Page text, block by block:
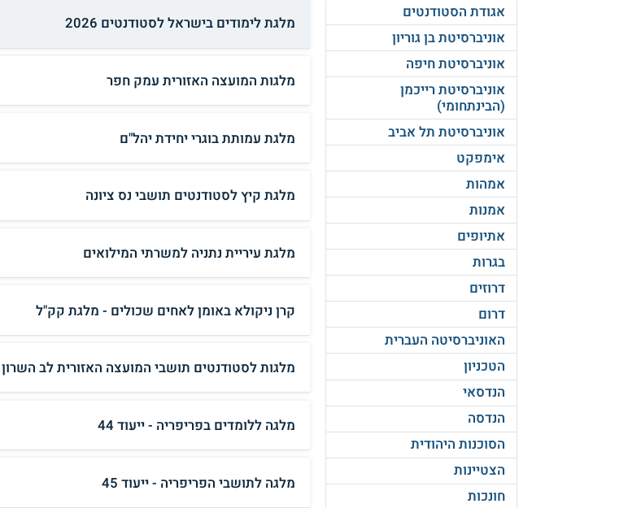
אגודת הסטודנטים
אוניברסיטת בן גוריון
אוניברסיטת חיפה
אוניברסיטת רייכמן
(הבינתחומי)
אוניברסיטת תל אביב
אימפקט
אמהות
אמנות
אתיופים
בגרות
דרוזים
דרום
האוניברסיטה העברית
הטכניון
הנדסאי
הנדסה
הסוכנות היהודית
הצטיינות
חונכות
מלגת לימודים בישראל לסטודנטים 2026
מלגות המועצה האזורית עמק חפר
מלגת עמותת בוגרי יחידת יהל"ם
מלגת קיץ לסטודנטים תושבי נס ציונה
מלגת עיריית נתניה למשרתי המילואים
קרן ניקולא באומן לאחים שכולים - מלגת קק"ל
מלגות לסטודנטים תושבי המועצה האזורית לב השרון
מלגה ללומדים בפריפריה - ייעוד 44
מלגה לתושבי הפריפריה - ייעוד 45